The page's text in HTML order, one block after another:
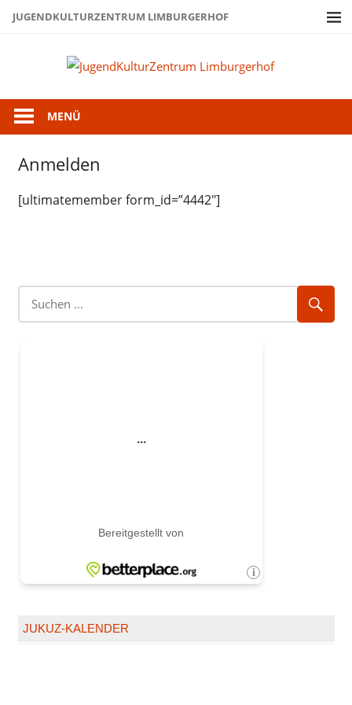
ZumJUGENDKULTURZENTRUM LIMBURGERHOF
MENÜ
Anmelden
[ultimatemember form_id=”4442″]
JUKUZ-KALENDER